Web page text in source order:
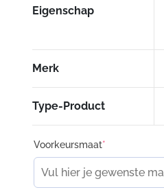
Eigenschap
Merk
Type-Product
Voorkeursmaat*